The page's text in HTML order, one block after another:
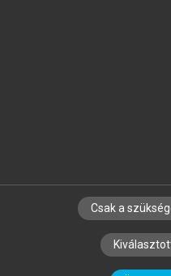
SZERZŐKNEK
SZERKESZTÉSI ÉS
Csak a